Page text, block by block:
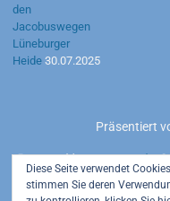
den
Jacobuswegen
Lüneburger
Heide 30.07.2025
Präsentiert
Powered bymotetus.de
Diese Seite verwendet
stimmen Sie deren